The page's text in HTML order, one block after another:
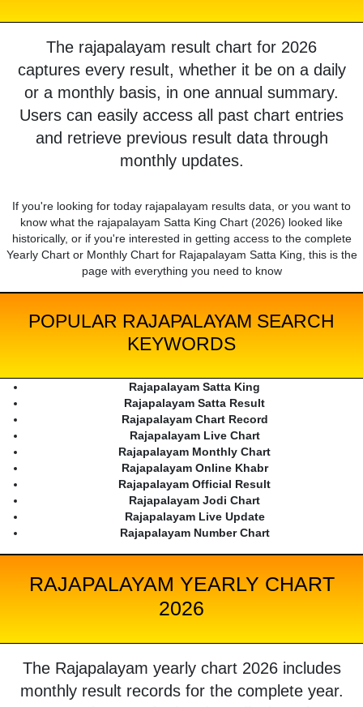
The rajapalayam result chart for 2026
captures every result, whether it be on a daily
or a monthly basis, in one annual summary.
Users can easily access all past chart entries
and retrieve previous result data through
monthly updates.
If you're looking for today rajapalayam results data, or you want to
know what the rajapalayam Satta King Chart (2026) looked like
historically, or if you're interested in getting access to the complete
Yearly Chart or Monthly Chart for Rajapalayam Satta King, this is the
page with everything you need to know
POPULAR RAJAPALAYAM SEARCH
KEYWORDS
Rajapalayam Satta King
Rajapalayam Satta Result
Rajapalayam Chart Record
Rajapalayam Live Chart
Rajapalayam Monthly Chart
Rajapalayam Online Khabr
Rajapalayam Official Result
Rajapalayam Jodi Chart
Rajapalayam Live Update
Rajapalayam Number Chart
RAJAPALAYAM YEARLY CHART
2026
The Rajapalayam yearly chart 2026 includes
monthly result records for the complete year.